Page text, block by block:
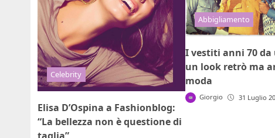
Celebrity
Elisa D’Ospina a Fashionblog:
“La bellezza non è questione di
Abbigliamento
I vestiti anni 70 da
un look retrò ma
moda
Giorgio 31 Luglio